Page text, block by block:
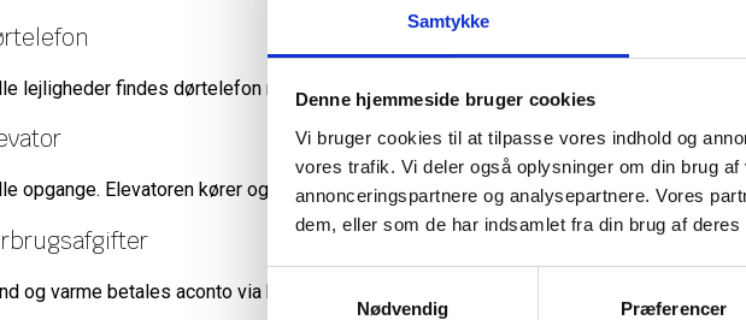
Samtykke
Denne hjemmeside bruger cookies
Vi bruger cookies til at tilpasse vores indhold og
vores trafik. Vi deler også oplysninger om din brug
annonceringspartnere og analysepartnere. Vores
dem, eller som de har indsamlet fra din brug af deres
Samtykkevalg
Nødvendig
Præferencer
lejligheder findes dørtelefon med kamera.
opgange. Elevatoren kører også i kælderniveau.
og varme betales aconto via huslejeopkrævningen.